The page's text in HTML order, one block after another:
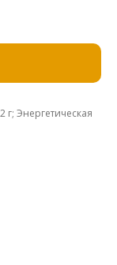
г; Энергетическая